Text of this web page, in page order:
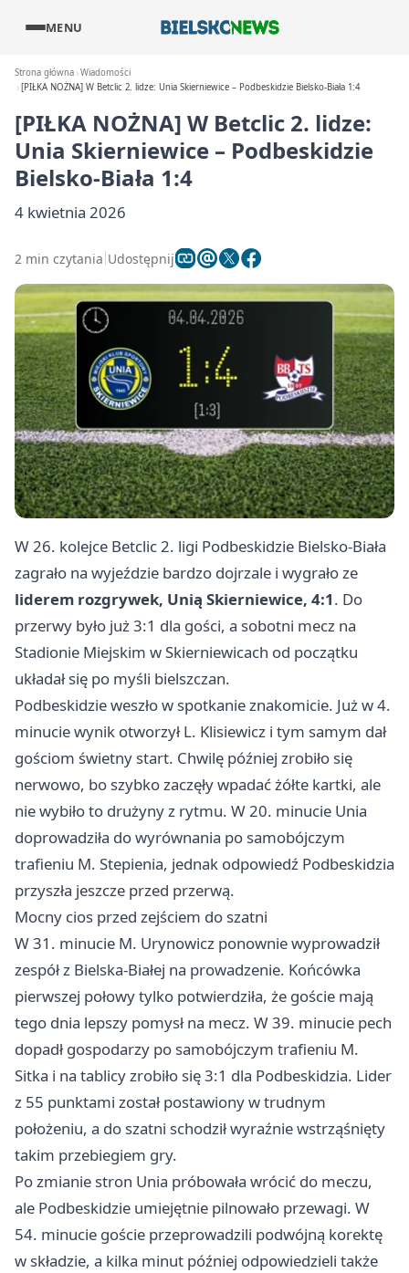
MENU
Strona główna Wiadomości
[PIŁKA NOŻNA] W Betclic 2. lidze: Unia Skierniewice – Podbeskidzie Bielsko-Biała 1:4
[PIŁKA NOŻNA] W Betclic 2. lidze:
Unia Skierniewice – Podbeskidzie
Bielsko-Biała 1:4
4 kwietnia 2026
2 min czytania Udostępnij
W 26. kolejce Betclic 2. ligi Podbeskidzie Bielsko-Biała
zagrało na wyjeździe bardzo dojrzale i wygrało ze
liderem rozgrywek, Unią Skierniewice, 4:1. Do
przerwy było już 3:1 dla gości, a sobotni mecz na
Stadionie Miejskim w Skierniewicach od początku
układał się po myśli bielszczan.
Podbeskidzie weszło w spotkanie znakomicie. Już w 4.
minucie wynik otworzył L. Klisiewicz i tym samym dał
gościom świetny start. Chwilę później zrobiło się
nerwowo, bo szybko zaczęły wpadać żółte kartki, ale
nie wybiło to drużyny z rytmu. W 20. minucie Unia
doprowadziła do wyrównania po samobójczym
trafieniu M. Stepienia, jednak odpowiedź Podbeskidzia
przyszła jeszcze przed przerwą.
Mocny cios przed zejściem do szatni
W 31. minucie M. Urynowicz ponownie wyprowadził
zespół z Bielska-Białej na prowadzenie. Końcówka
pierwszej połowy tylko potwierdziła, że goście mają
tego dnia lepszy pomysł na mecz. W 39. minucie pech
dopadł gospodarzy po samobójczym trafieniu M.
Sitka i na tablicy zrobiło się 3:1 dla Podbeskidzia. Lider
z 55 punktami został postawiony w trudnym
położeniu, a do szatni schodził wyraźnie wstrząśnięty
takim przebiegiem gry.
Po zmianie stron Unia próbowała wrócić do meczu,
ale Podbeskidzie umiejętnie pilnowało przewagi. W
54. minucie goście przeprowadzili podwójną korektę
w składzie, a kilka minut później odpowiedzieli także